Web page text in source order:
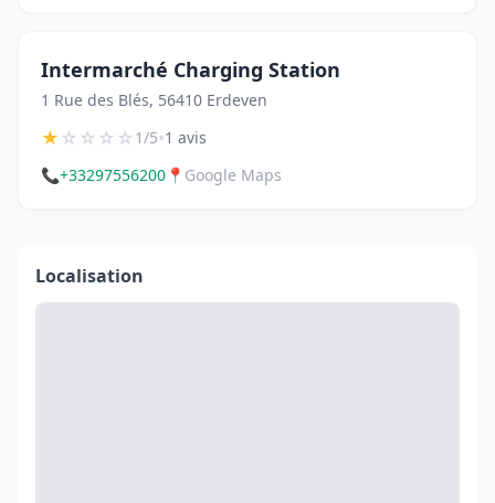
Intermarché Charging Station
1 Rue des Blés, 56410 Erdeven
★☆☆☆☆1/5•1 avis
📞+33297556200 📍 Google Maps
Localisation